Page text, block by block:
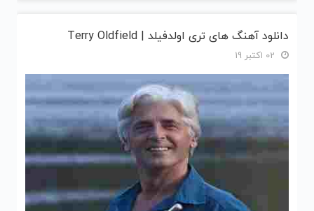
دانلود آهنگ های تری اولدفیلد | Terry Oldfield